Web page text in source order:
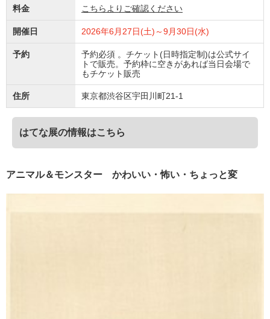
料金 こちらよりご確認ください
開催日 2026年6月27日(土)～9月30日(水)
予約
予約必須 。チケット(日時指定制)は公式サイ
トで販売。予約枠に空きがあれば当日会場で
もチケット販売
住所 東京都渋谷区宇田川町21-1
はてな展の情報はこちら
アニマル＆モンスター かわいい・怖い・ちょっと変